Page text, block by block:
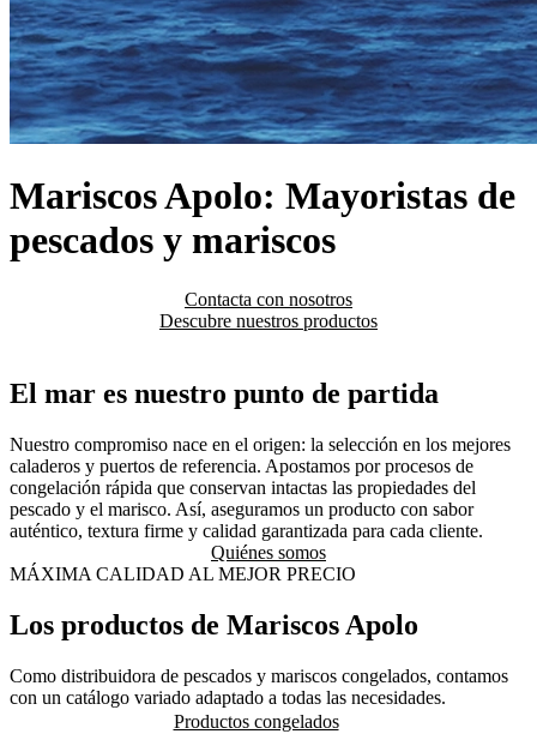
Mariscos Apolo: Mayoristas de
pescados y mariscos
Contacta con nosotros
Descubre nuestros productos
El mar es nuestro punto de partida
Nuestro compromiso nace en el origen: la selección en los mejores
caladeros y puertos de referencia. Apostamos por procesos de
congelación rápida que conservan intactas las propiedades del
pescado y el marisco. Así, aseguramos un producto con sabor
auténtico, textura firme y calidad garantizada para cada cliente.
Quiénes somos
MÁXIMA CALIDAD AL MEJOR PRECIO
Los productos de Mariscos Apolo
Como distribuidora de pescados y mariscos congelados, contamos
con un catálogo variado adaptado a todas las necesidades.
Productos congelados